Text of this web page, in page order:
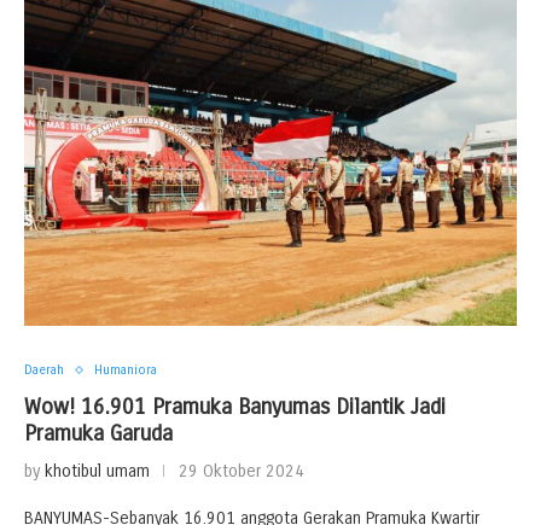
Daerah Humaniora
Wow! 16.901 Pramuka Banyumas Dilantik Jadi
Pramuka Garuda
by khotibul umam 29 Oktober 2024
BANYUMAS-Sebanyak 16.901 anggota Gerakan Pramuka Kwartir